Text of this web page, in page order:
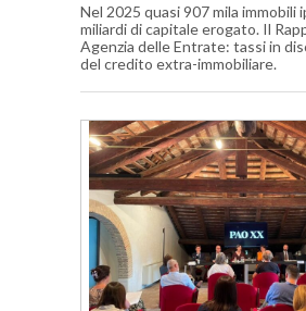
Nel 2025 quasi 907 mila immobili
miliardi di capitale erogato. Il
Agenzia delle Entrate: tassi in
del credito extra-immobiliare.